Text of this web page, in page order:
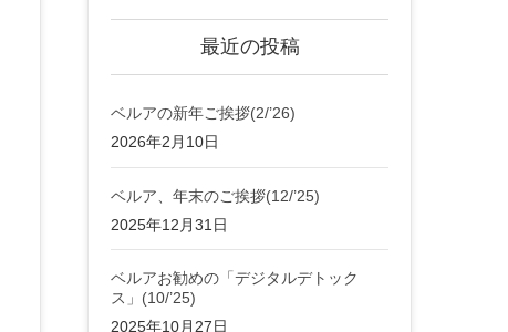
最近の投稿
ベルアの新年ご挨拶(2/’26)
2026年2月10日
ベルア、年末のご挨拶(12/’25)
2025年12月31日
ベルアお勧めの「デジタルデトック
ス」(10/’25)
2025年10月27日